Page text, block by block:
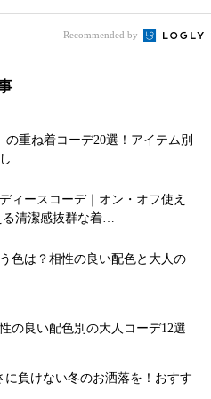
Recommended by
の重ね着コーデ20選！アイテム別
ィースコーデ｜オン・オフ使え
る清潔感抜群な着…
色は？相性の良い配色と大人の
の良い配色別の大人コーデ12選
に負けない冬のお洒落を！おすす